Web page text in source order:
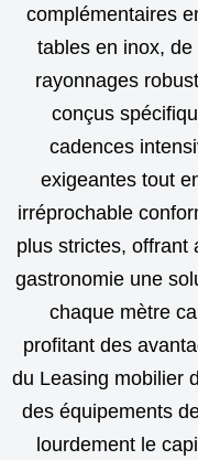
complémentaires
tables en inox,
rayonnages
conçus
cadences
exigeantes tout
irréprochable
plus strictes, offrant
gastronomie une
chaque mètre
profitant des
du Leasing mobilier
des équipements
lourdement le